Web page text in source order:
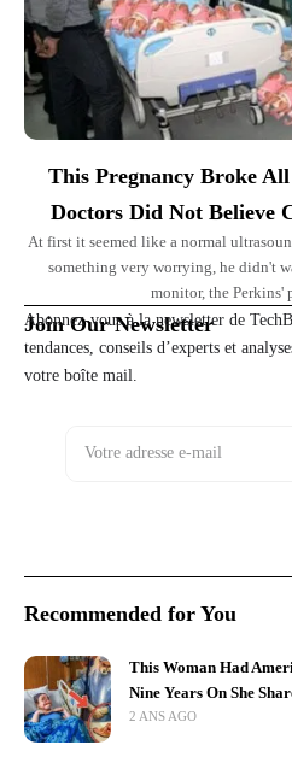
This Pregnancy Broke
Doctors Did Not Believe
At first it seemed like a normal
something very worrying, he didn't
monitor, the Perkins'
Join Our Newsletter
Abonnez-vous à la newsletter de
tendances, conseils d’experts et
votre boîte mail.
Recommended for You
This Woman Had
Nine Years On She
2 ANS AGO